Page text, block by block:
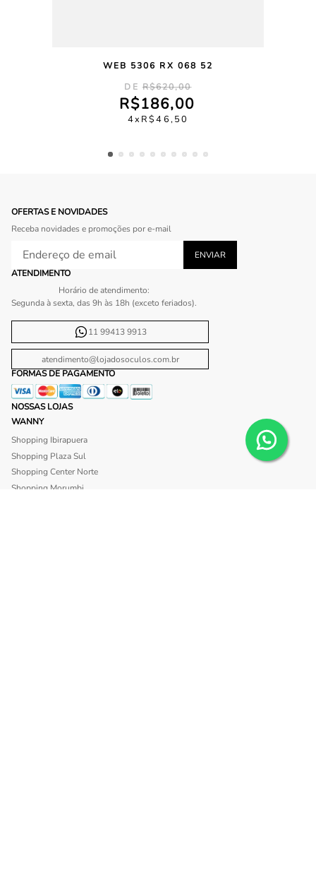
WEB 5306 RX 068 52
R$620,00
R$186,00
4 R$46,50
OFERTAS E NOVIDADES
Receba novidades e promoções por e-mail
ATENDIMENTO
Horário de atendimento:
Segunda à sexta, das 9h às 18h (exceto feriados).
11 99413 9913
atendimento@lojadosoculos.com.br
FORMAS DE PAGAMENTO
NOSSAS LOJAS
WANNY
Shopping Ibirapuera
Shopping Plaza Sul
Shopping Center Norte
Shopping Morumbi